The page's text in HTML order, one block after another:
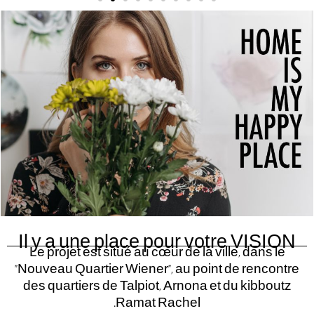
Il y a une place pour votre VISION
Le projet est situé au cœur de la ville, dans le
"Nouveau Quartier Wiener", au point de rencontre
des quartiers de Talpiot, Arnona et du kibboutz
Ramat Rachel.